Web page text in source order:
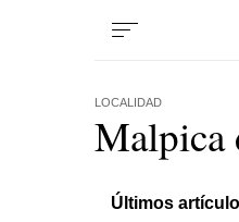
LOCALIDAD
Malpica
Últimos